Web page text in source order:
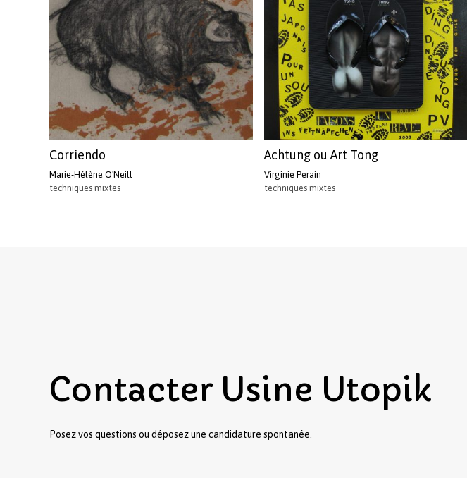
Corriendo
Marie-Hélène O'Neill
techniques mixtes
Achtung ou Art Tong
Virginie Perain
techniques mixtes
Contacter Usine Utopik
Posez vos questions ou déposez une candidature spontanée.